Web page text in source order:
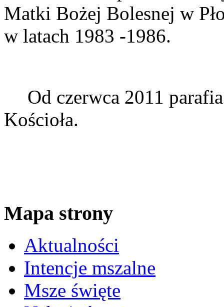
Matki Bożej Bolesnej w
w latach 1983 -1986.
Od czerwca 2011
Kościoła.
Mapa strony
Aktualności
Intencje mszalne
Msze święte